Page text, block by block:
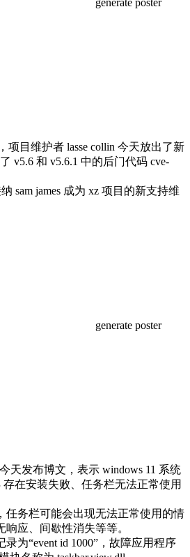
项目维护者 lasse collin 今天放出了新
v5.6 和 v5.6.1 中的后门代码 cve-
sam james 成为 xz 项目的新支持维
generate poster
天发布博文，表示 windows 11 系统
存在安装失败、任务栏无法正常使用
任务栏可能会出现无法正常使用的情
应、间歇性消失等等。
为“event id 1000”，故障应用程序